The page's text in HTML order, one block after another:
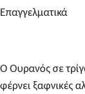
Επαγγελματικά
Ο Ουρανός σε
φέρνει ξαφνικές